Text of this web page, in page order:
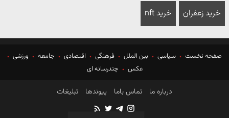
خرید زعفران خرید nft
صفحه نخست سیاسی بین الملل فرهنگی اقتصادی جامعه
ورزشی
عکس
چندرسانه ای
درباره ما تماس باما پیوندها تبلیغات